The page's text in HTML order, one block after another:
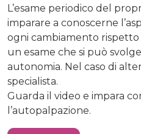
L’esame periodico del
imparare a conoscerne
ogni cambiamento rispetto
un esame che si può
autonomia. Nel caso di
specialista.
Guarda il video e impara
l’autopalpazione.